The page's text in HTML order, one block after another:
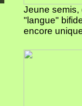
Jeune semis,
"langue"
encore